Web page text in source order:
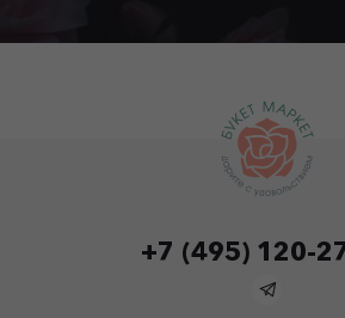
+7 (495) 120-